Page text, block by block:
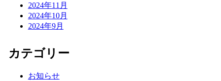
2024年11月
2024年10月
2024年9月
カテゴリー
お知らせ